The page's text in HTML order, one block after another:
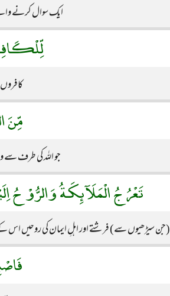
ایک سوال کرنے
مِّنَ
جو اللہ کی طرف سے
تَعْرُجُ الْمَلَآئِكَـةُ وَالرُّوْحُ
(جن سیڑھیوں سے) فرشتے اور اہلِ ایمان کی روحیں اس